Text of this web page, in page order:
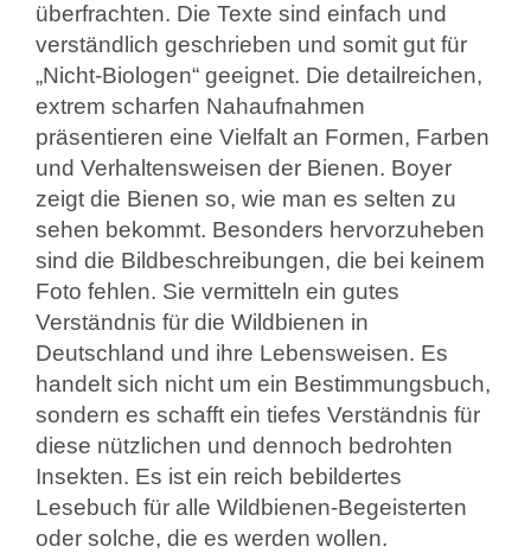
überfrachten. Die Texte sind einfach und
verständlich geschrieben und somit gut für
„Nicht-Biologen“ geeignet. Die detailreichen,
extrem scharfen Nahaufnahmen
präsentieren eine Vielfalt an Formen, Farben
und Verhaltensweisen der Bienen. Boyer
zeigt die Bienen so, wie man es selten zu
sehen bekommt. Besonders hervorzuheben
sind die Bildbeschreibungen, die bei keinem
Foto fehlen. Sie vermitteln ein gutes
Verständnis für die Wildbienen in
Deutschland und ihre Lebensweisen. Es
handelt sich nicht um ein Bestimmungsbuch,
sondern es schafft ein tiefes Verständnis für
diese nützlichen und dennoch bedrohten
Insekten. Es ist ein reich bebildertes
Lesebuch für alle Wildbienen-Begeisterten
oder solche, die es werden wollen.